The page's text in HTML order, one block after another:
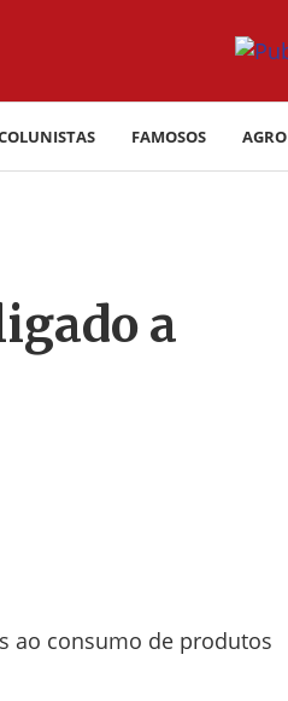
FAMOSOS AGRO
a
ao consumo de produtos